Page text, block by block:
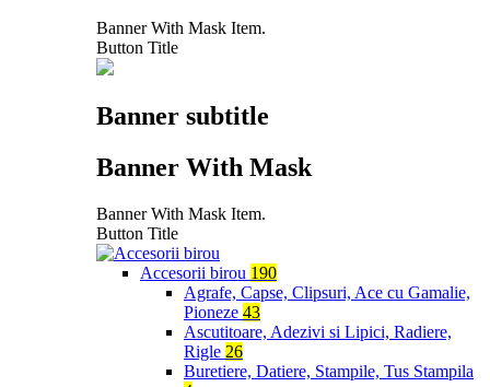
Banner With Mask Item.
Button Title
Banner subtitle
Banner With Mask
Banner With Mask Item.
Button Title
Accesorii birou 190
Agrafe, Capse, Clipsuri, Ace cu Gamalie,
Pioneze 43
Ascutitoare, Adezivi si Lipici, Radiere,
Rigle 26
Buretiere, Datiere, Stampile, Tus Stampila